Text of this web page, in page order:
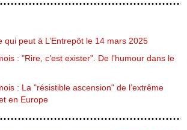
qui peut à L’Entrepôt le 14 mars 2025
: "Rire, c’est exister". De l’humour dans le
: La "résistible ascension" de l’extrême
en Europe